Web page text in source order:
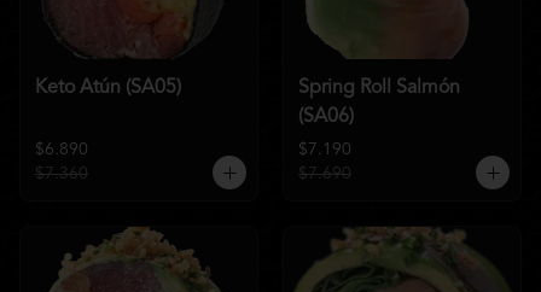
Keto Atún (SA05)
$6.890
$7.360
Spring Roll Salmón
(SA06)
$7.190
$7.690